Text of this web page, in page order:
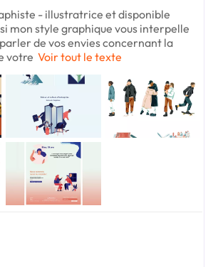
- illustratrice et disponible
mon style graphique vous interpelle
de vos envies concernant la
votre Voir tout le texte